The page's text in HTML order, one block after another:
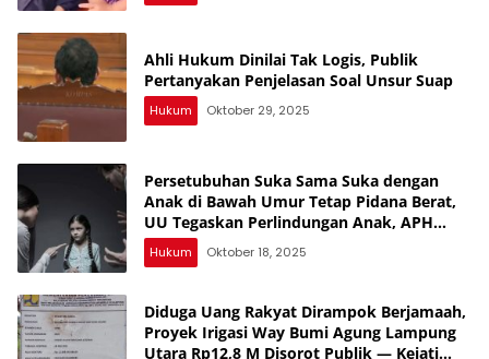
Ahli Hukum Dinilai Tak Logis, Publik
Pertanyakan Penjelasan Soal Unsur Suap
Hukum Oktober 29, 2025
Persetubuhan Suka Sama Suka dengan
Anak di Bawah Umur Tetap Pidana Berat,
UU Tegaskan Perlindungan Anak, APH
Lampura Diminta Tegas, Banyak yang
Belum Diungkap, Periksa Semua SMA,
Hukum Oktober 18, 2025
Diduga Uang Rakyat Dirampok Berjamaah,
Proyek Irigasi Way Bumi Agung Lampung
Utara Rp12,8 M Disorot Publik — Kejati